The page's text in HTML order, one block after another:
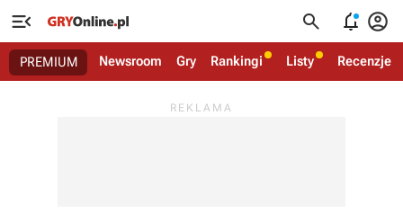
   
PREMIUM Newsroom Gry Rankingi Listy Recenzje